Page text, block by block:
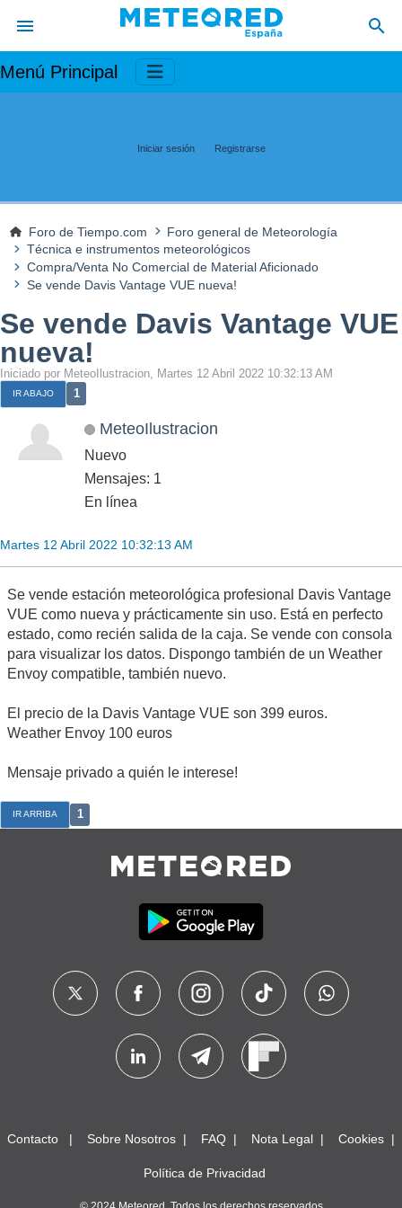
Menú Principal
Iniciar sesión Registrarse
Foro de Tiempo.com
Foro general de Meteorología
Técnica e instrumentos meteorológicos
Compra/Venta No Comercial de Material Aficionado
Se vende Davis Vantage VUE nueva!
Se vende Davis Vantage VUE
nueva!
Iniciado por MeteoIlustracion, Martes 12 Abril 2022 10:32:13 AM
IR ABAJO 1
MeteoIlustracion
Nuevo
Mensajes: 1
En línea
Martes 12 Abril 2022 10:32:13 AM
Se vende estación meteorológica profesional Davis Vantage
VUE como nueva y prácticamente sin uso. Está en perfecto
estado, como recién salida de la caja. Se vende con consola
para visualizar los datos. Dispongo también de un Weather
Envoy compatible, también nuevo.
El precio de la Davis Vantage VUE son 399 euros.
Weather Envoy 100 euros
Mensaje privado a quién le interese!
IR ARRIBA 1
Contacto Sobre Nosotros FAQ Nota Legal Cookies
Política de Privacidad